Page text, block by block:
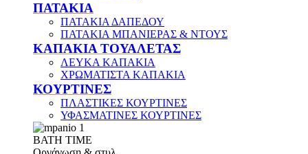
ΠΑΤΑΚΙΑ
ΠΑΤΑΚΙΑ ΔΑΠΕΔΟΥ
ΠΑΤΑΚΙΑ ΜΠΑΝΙΕΡΑΣ & ΝΤΟΥΣ
ΚΑΠΑΚΙΑ ΤΟΥΑΛΕΤΑΣ
ΛΕΥΚΑ ΚΑΠΑΚΙΑ
ΧΡΩΜΑΤΙΣΤΑ ΚΑΠΑΚΙΑ
ΚΟΥΡΤΙΝΕΣ
ΠΛΑΣΤΙΚΕΣ ΚΟΥΡΤΙΝΕΣ
ΥΦΑΣΜΑΤΙΝΕΣ ΚΟΥΡΤΙΝΕΣ
ΒΑΤΗ ΤΙΜΕ